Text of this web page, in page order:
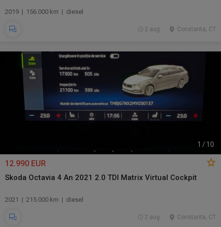
2019 | 156.000 km | diesel
Constanta, CT
2 aug.
1 / 10
12.990 EUR
Skoda Octavia 4 An 2021 2.0 TDI Matrix Virtual Cockpit
2021 | 215.000 km | diesel
Constanta, CT
2 aug.